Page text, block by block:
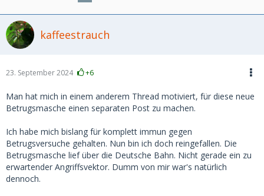
kaffeestrauch
23. September 2024 +6
Man hat mich in einem anderem Thread motiviert, für diese neue
Betrugsmasche einen separaten Post zu machen.
Ich habe mich bislang für komplett immun gegen
Betrugsversuche gehalten. Nun bin ich doch reingefallen. Die
Betrugsmasche lief über die Deutsche Bahn. Nicht gerade ein zu
erwartender Angriffsvektor. Dumm von mir war's natürlich
dennoch.